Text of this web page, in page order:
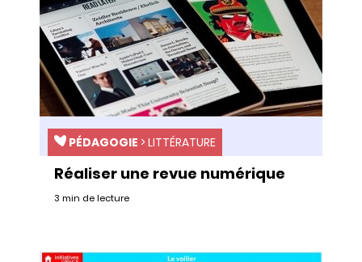
PÉDAGOGIE >LITTÉRATURE
Réaliser une revue numérique
3 min de lecture